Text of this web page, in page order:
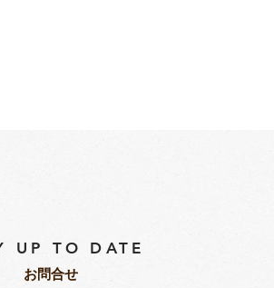
UP TO DATE
​お問合せ